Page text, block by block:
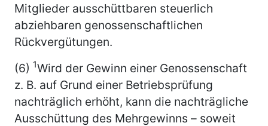
Mitglieder ausschüttbaren steuerlich
abziehbaren genossenschaftlichen
Rückvergütungen.
(6) 1Wird der Gewinn einer Genossenschaft
z. B. auf Grund einer Betriebsprüfung
nachträglich erhöht, kann die nachträgliche
Ausschüttung des Mehrgewinns – soweit